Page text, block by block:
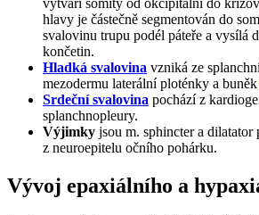
vytváří somity od okcipitální do
hlavy je částečně segmentován do
svalovinu trupu podél páteře a vysílá
končetin.
Hladká svalovina vzniká ze
mezodermu laterální ploténky a buněk
Srdeční svalovina pochází z
splanchnopleury.
Výjimky jsou m. sphincter a
z neuroepitelu očního pohárku.
Vývoj epaxiálního a